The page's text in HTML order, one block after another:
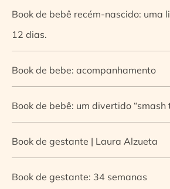
Book de bebê recém-nascido: uma
12 dias.
Book de bebe: acompanhamento
Book de bebê: um divertido “smash
Book de gestante | Laura Alzueta
Book de gestante: 34 semanas